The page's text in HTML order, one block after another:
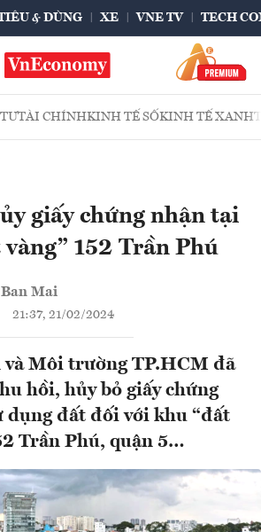
& DÙNG XE VNE TV TECH
TÀI CHÍNHKINH TẾ SỐKINH TẾ XANH
giấy chứng nhận tại
152 Trần Phú
Ban Mai
21:37, 21/02/2024
và Môi trường TP.HCM đã
hồi, hủy bỏ giấy chứng
dụng đất đối với khu “đất
Trần Phú, quận 5…